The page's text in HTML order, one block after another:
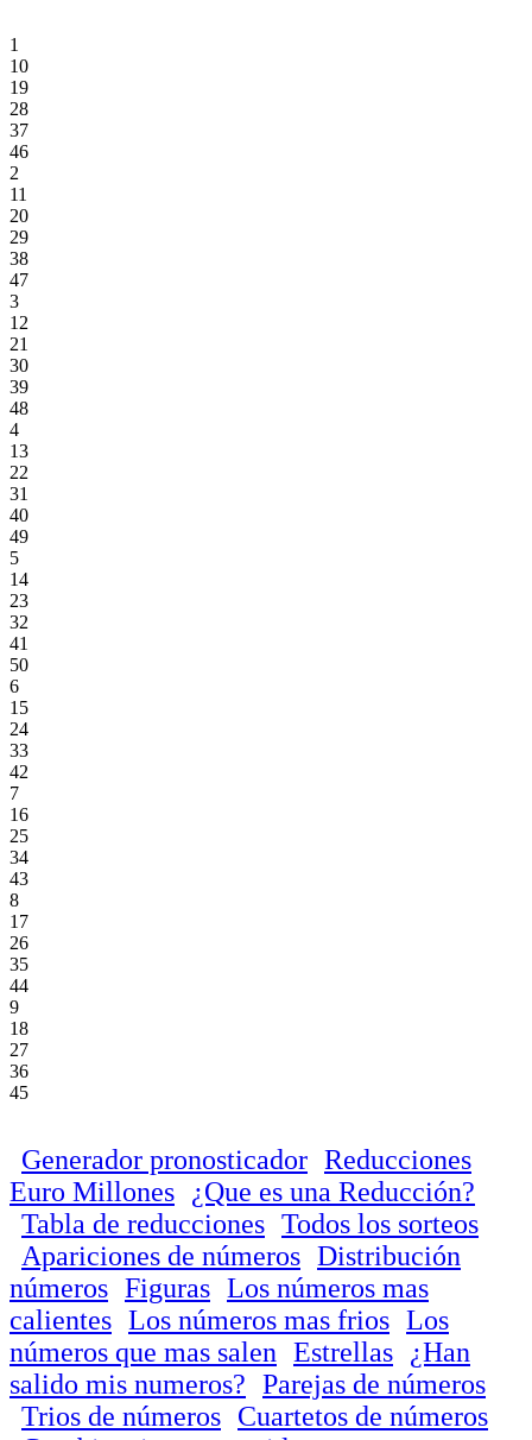
1
10
19
28
37
46
2
11
20
29
38
47
3
12
21
30
39
48
4
13
22
31
40
49
5
14
23
32
41
50
6
15
24
33
42
7
16
25
34
43
8
17
26
35
44
9
18
27
36
45
Generador pronosticador Reducciones
Euro Millones
¿Que es una Reducción?
Tabla de reducciones Todos los sorteos
Apariciones de números Distribución
números Figuras Los números mas
calientes Los números mas frios Los
números que mas salen Estrellas
¿Han
salido mis numeros? Parejas de números
Trios de números Cuartetos de números